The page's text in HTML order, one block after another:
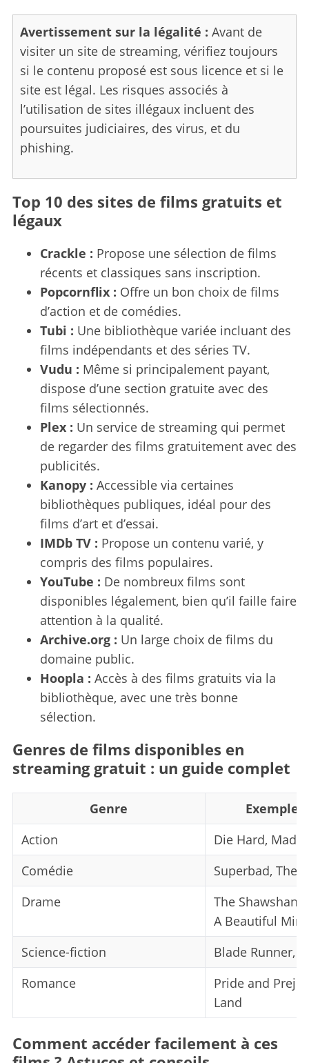
Avertissement sur la légalité : Avant de
visiter un site de streaming, vérifiez toujours
si le contenu proposé est sous licence et si le
site est légal. Les risques associés à
l’utilisation de sites illégaux incluent des
poursuites judiciaires, des virus, et du
phishing.
Top 10 des sites de films gratuits et
légaux
Crackle : Propose une sélection de films
récents et classiques sans inscription.
Popcornflix : Offre un bon choix de films
d’action et de comédies.
Tubi : Une bibliothèque variée incluant des
films indépendants et des séries TV.
Vudu : Même si principalement payant,
dispose d’une section gratuite avec des
films sélectionnés.
Plex : Un service de streaming qui permet
de regarder des films gratuitement avec des
publicités.
Kanopy : Accessible via certaines
bibliothèques publiques, idéal pour des
films d’art et d’essai.
IMDb TV : Propose un contenu varié, y
compris des films populaires.
YouTube : De nombreux films sont
disponibles légalement, bien qu’il faille faire
attention à la qualité.
Archive.org : Un large choix de films du
domaine public.
Hoopla : Accès à des films gratuits via la
bibliothèque, avec une très bonne
sélection.
Genres de films disponibles en
streaming gratuit : un guide complet
Genre
Action
Die Hard, Mad
Comédie
Superbad, The
Drame
The
A Beautiful
Science-fiction
Blade Runner,
Romance
Pride and
Land
Comment accéder facilement à ces